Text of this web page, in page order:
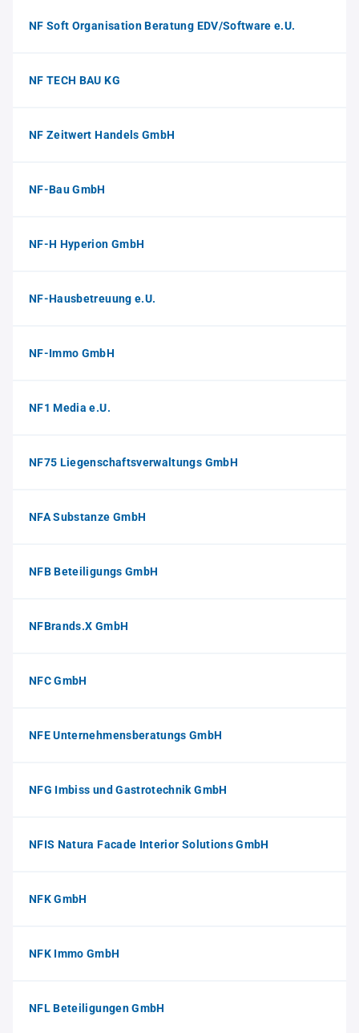
NF Soft Organisation Beratung EDV/Software e.U.
NF TECH BAU KG
NF Zeitwert Handels GmbH
NF-Bau GmbH
NF-H Hyperion GmbH
NF-Hausbetreuung e.U.
NF-Immo GmbH
NF1 Media e.U.
NF75 Liegenschaftsverwaltungs GmbH
NFA Substanze GmbH
NFB Beteiligungs GmbH
NFBrands.X GmbH
NFC GmbH
NFE Unternehmensberatungs GmbH
NFG Imbiss und Gastrotechnik GmbH
NFIS Natura Facade Interior Solutions GmbH
NFK GmbH
NFK Immo GmbH
NFL Beteiligungen GmbH